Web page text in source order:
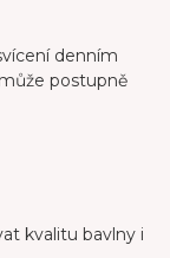
denním
postupně
kvalitu bavlny i